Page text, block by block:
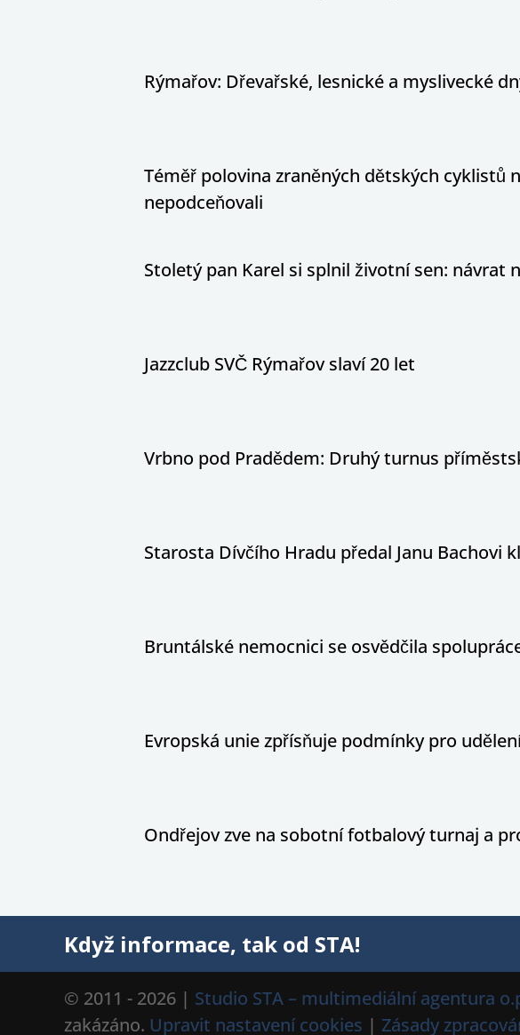
Rýmařov: Dřevařské, lesnické a myslivecké
Téměř polovina zraněných dětských cyklistů
nepodceňovali
Stoletý pan Karel si splnil životní sen: návrat
Jazzclub SVČ Rýmařov slaví 20 let
Vrbno pod Pradědem: Druhý turnus
Starosta Dívčího Hradu předal Janu Bachovi
Bruntálské nemocnici se osvědčila
Evropská unie zpřísňuje podmínky pro
Ondřejov zve na sobotní fotbalový turnaj a
Když informace, tak od STA!
© 2011 - 2026 | Studio STA – multimediální agentura
zakázáno. Upravit nastavení cookies | Zásady